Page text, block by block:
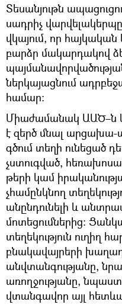
Տեսանյութն
սադրիչ
վկայում, որ
բարձր մակարդակով
ներկայացնում
համար:
Միաժամանակ ԱԱԾ–ն
է զերծ մնալ
գծում տեղի ունեցած
չստուգված,
թերի կամ
չհամընկնող
անընդունելի և
մոտեցումներից։
տեղեկություն ուղիղ
բնակավայրերի
անվտանգությանը,
առողջությանը,
վտանգավոր այլ